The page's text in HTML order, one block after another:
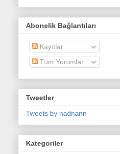
Abonelik Bağlantıları
Kayıtlar
Tüm Yorumlar
Tweetler
Tweets by nadnann
Kategoriler